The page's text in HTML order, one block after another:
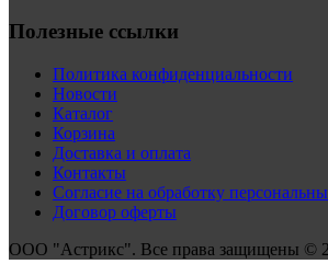
Полезные ссылки
Политика конфиденциальности
Новости
Каталог
Корзина
Доставка и оплата
Контакты
Согласие на обработку
Договор оферты
ООО "Астрикс". Все права защищены ©